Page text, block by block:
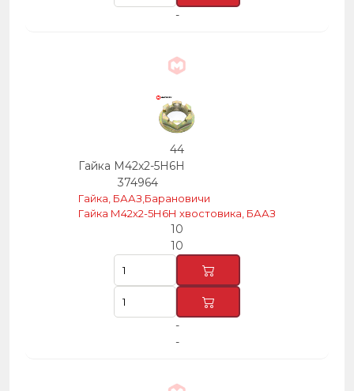
-
44
Гайка М42х2-5Н6Н
374964
Гайка, БААЗ,Барановичи
Гайка М42х2-5Н6Н хвостовика, БААЗ
10
10
-
-